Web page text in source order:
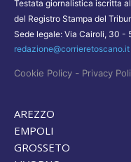
Testata giornalistica iscritta
del Registro Stampa del
Sede legale: Via Cairoli, 30 -
redazione@corrieretoscano.it
Cookie Policy - Privacy
AREZZO
EMPOLI
GROSSETO